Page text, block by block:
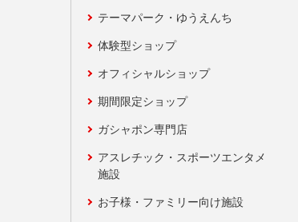
テーマパーク・ゆうえんち
体験型ショップ
オフィシャルショップ
期間限定ショップ
ガシャポン専門店
アスレチック・スポーツエンタメ
施設
お子様・ファミリー向け施設